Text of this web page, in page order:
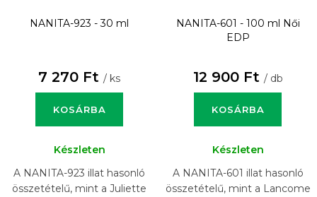
NANITA-923 - 30 ml
7 270 Ft / ks
KOSÁRBA
Készleten
A NANITA-923 illat hasonló
összetételű, mint a Juliette
NANITA-601 - 100 ml Női
EDP
12 900 Ft / db
KOSÁRBA
Készleten
A NANITA-601 illat hasonló
összetételű, mint a Lancome